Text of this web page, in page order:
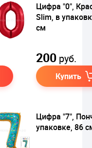
Цифра "0",
Slim, в
см
200 руб.
Купить
Цифра "7",
упаковке, 86